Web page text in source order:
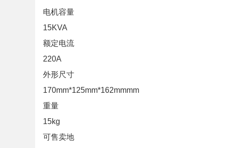
电机容量
15KVA
额定电流
220A
外形尺寸
170mm*125mm*162mmmm
重量
15kg
可售卖地